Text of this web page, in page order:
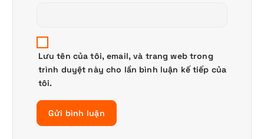
Lưu tên của tôi, email, và trang web trong
trình duyệt này cho lần bình luận kế tiếp của
tôi.